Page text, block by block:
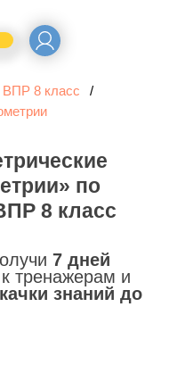
ВПР 8 класс
по
8 класс
7 дней
тренажерам и
знаний до